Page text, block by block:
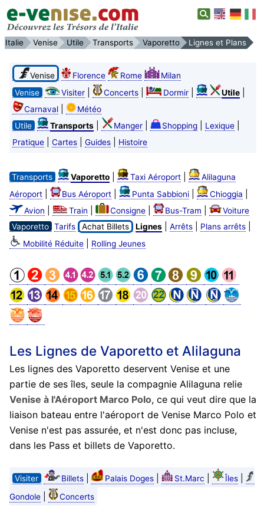
Italie Venise Utile Transports Vaporetto Lignes et Plans
Venise Florence Rome
Milan
Venise
Visiter| Concerts| Dormir| Utile|
Carnaval|
Météo
Utile
Transports| Manger| Shopping| Lexique|
Pratique| Cartes| Guides| Histoire
Transports Vaporetto| Taxi Aéroport|
Alilaguna
Aéroport| Bus Aéroport| Punta Sabbioni| Chioggia
Avion Train Consigne| Bus-Tram
Voiture
Vaporetto Tarifs Achat Billets Lignes| Arrêts| Plans arrêts|
Mobilité Réduite| Rolling Jeunes
Les Lignes de Vaporetto et Alilaguna
Les lignes des Vaporetto deservent Venise et une
partie de ses îles, seule la compagnie Alilaguna relie
Venise à l'Aéroport Marco Polo, ce qui veut dire que la
liaison bateau entre l'aéroport de Venise Marco Polo et
Venise n'est pas assurée, et n'est donc pas incluse,
dans les Pass et billets de Vaporetto.
Visiter Billets| Palais Doges| St.Marc Îles|
Gondole| Concerts